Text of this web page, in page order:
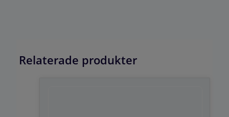
Relaterade produkter